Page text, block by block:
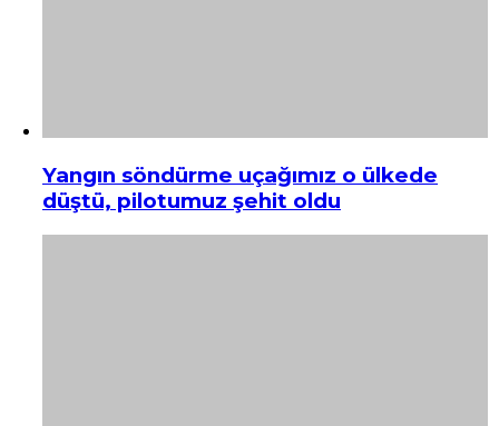
Yangın söndürme uçağımız o ülkede
düştü, pilotumuz şehit oldu